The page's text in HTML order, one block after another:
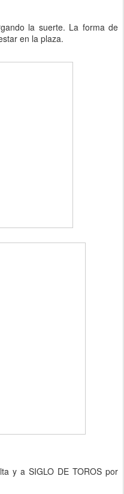
la suerte. La forma de
en la plaza.
y a SIGLO DE TOROS por